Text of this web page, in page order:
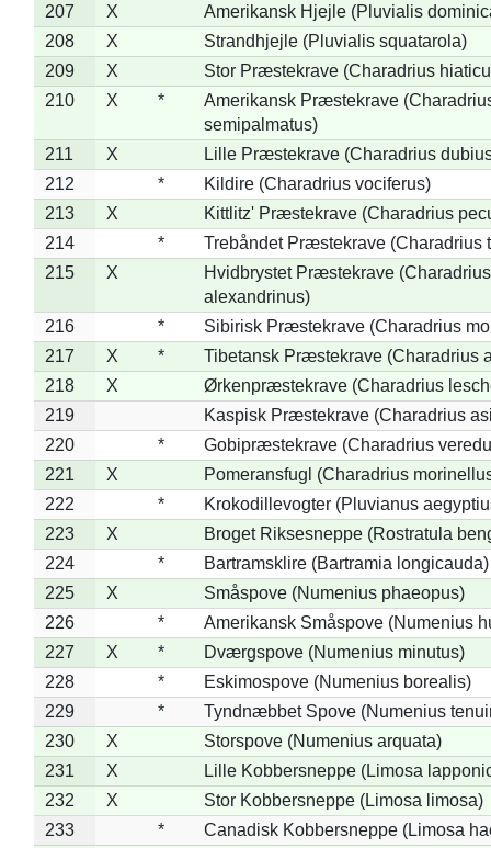
207
X
Amerikansk Hjejle (Pluvialis
208
X
Strandhjejle (Pluvialis squatarola)
209
X
Stor Præstekrave (Charadrius
210
X *
Amerikansk Præstekrave
semipalmatus)
211
X
Lille Præstekrave (Charadrius
212
*
Kildire (Charadrius vociferus)
213
X
Kittlitz' Præstekrave (Charadrius
214
*
Trebåndet Præstekrave (Charadrius
215
X
Hvidbrystet Præstekrave (Charadrius
alexandrinus)
216
*
Sibirisk Præstekrave (Charadrius
217
X *
Tibetansk Præstekrave (Charadrius
218
X
Ørkenpræstekrave (Charadrius
219
Kaspisk Præstekrave (Charadrius
220
*
Gobipræstekrave (Charadrius
221
X
Pomeransfugl (Charadrius
222
*
Krokodillevogter (Pluvianus
223
X
Broget Riksesneppe (Rostratula
224
*
Bartramsklire (Bartramia longicauda)
225
X
Småspove (Numenius phaeopus)
226
*
Amerikansk Småspove (Numenius
227
X *
Dværgspove (Numenius minutus)
228
*
Eskimospove (Numenius borealis)
229
*
Tyndnæbbet Spove (Numenius
230
X
Storspove (Numenius arquata)
231
X
Lille Kobbersneppe (Limosa
232
X
Stor Kobbersneppe (Limosa limosa)
233
* Canadisk Kobbersneppe (Limosa